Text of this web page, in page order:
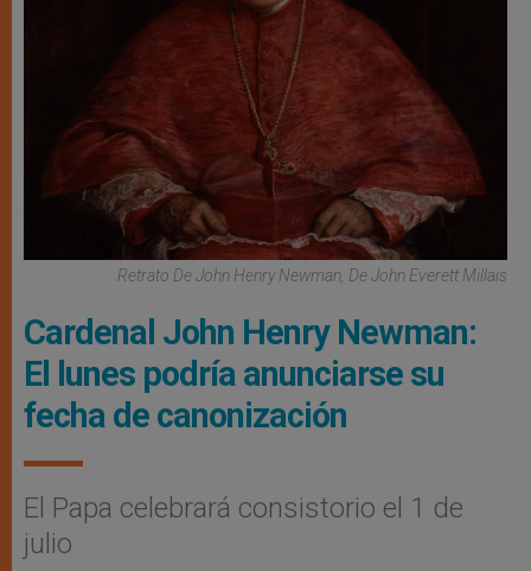
Retrato De John Henry Newman, De John Everett Millais
Cardenal John Henry Newman:
El lunes podría anunciarse su
fecha de canonización
El Papa celebrará consistorio el 1 de
julio